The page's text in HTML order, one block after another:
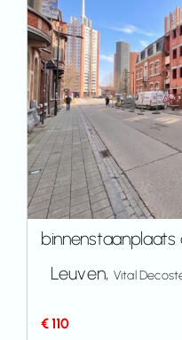
binnenstaanplaats
Leuven, Vital
€ 110